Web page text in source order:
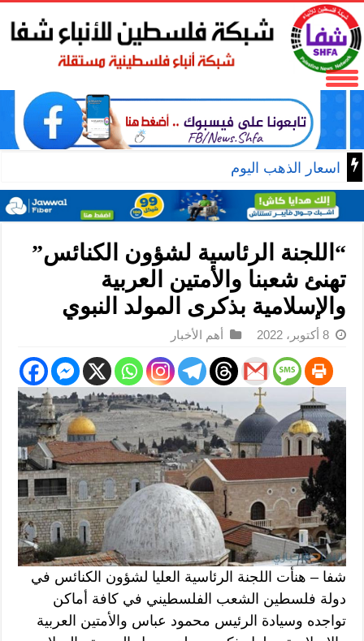
اسعار الذهب اليوم
“اللجنة الرئاسية لشؤون الكنائس”
تهنئ شعبنا والأمتين العربية
والإسلامية بذكرى المولد النبوي
8 أكتوبر، 2022 أهم الأخبار
شفا – هنأت اللجنة الرئاسية العليا لشؤون الكنائس في
دولة فلسطين الشعب الفلسطيني في كافة أماكن
تواجده وسيادة الرئيس محمود عباس والأمتين العربية